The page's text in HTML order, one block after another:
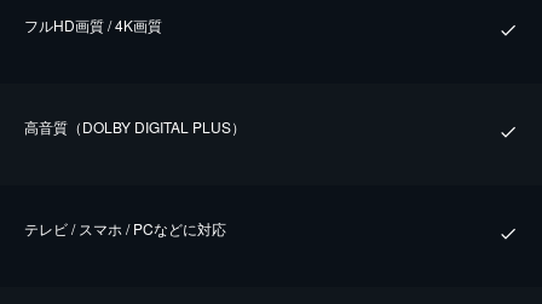
フルHD画質 / 4K画質
⾼⾳質（DOLBY DIGITAL PLUS）
テレビ / スマホ / PCなどに対応